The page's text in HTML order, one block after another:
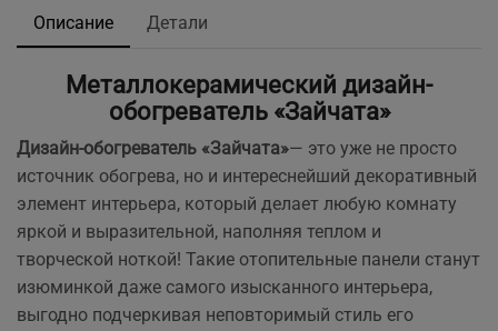
Описание Детали
Металлокерамический дизайн-
обогреватель «Зайчата»
Дизайн-обогреватель «Зайчата»— это уже не просто
источник обогрева, но и интереснейший декоративный
элемент интерьера, который делает любую комнату
яркой и выразительной, наполняя теплом и
творческой ноткой! Такие отопительные панели станут
изюминкой даже самого изысканного интерьера,
выгодно подчеркивая неповторимый стиль его